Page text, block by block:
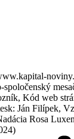
Kód web
Ján Filípek,
Rosa